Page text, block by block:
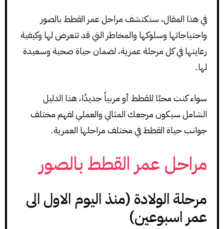
في هذا المقال، سنكتشف مراحل عمر القطط بالصور
واحتياجاتها وسلوكها والمخاطر التي قد تتعرض لها وكيفية
رعايتها في كل مرحلة عمرية، لضمان حياة صحية وسعيدة
لها.
سواء كنت محبًا للقطط أو مربياً جديدًا، هذا الدليل
الشامل سيكون مرجعك المثالي والعملي لفهم مختلف
جوانب حياة القطط في مختلف مراحلها العمرية.
مراحل عمر القطط بالصور
مرحلة الولادة (منذ اليوم الاول الى
عمر اسبوعين)